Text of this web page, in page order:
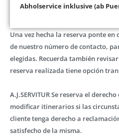
Abholservice inklusive (ab
Una vez hecha la reserva ponte
de nuestro número de contacto,
elegidas. Recuerda también
reserva realizada tiene opción
A.J.SERVITUR Se reserva el
modificar itinerarios si las
cliente tenga derecho a
satisfecho de la misma.